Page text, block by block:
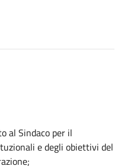
al Sindaco per il
e degli obiettivi del